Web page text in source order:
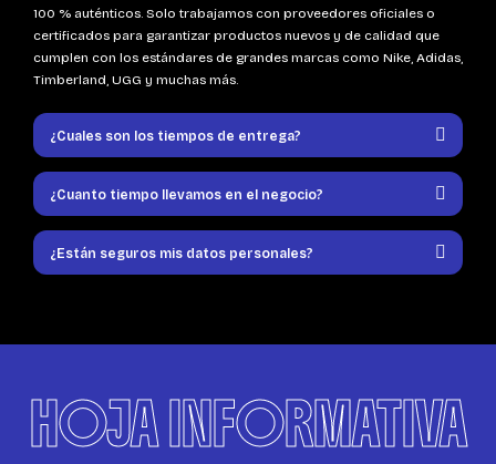
100 % auténticos. Solo trabajamos con proveedores oficiales o
certificados para garantizar productos nuevos y de calidad que
cumplen con los estándares de grandes marcas como Nike, Adidas,
Timberland, UGG y muchas más.
¿Cuales son los tiempos de entrega?
¿Cuanto tiempo llevamos en el negocio?
¿Están seguros mis datos personales?
HOJA INFORMATIVA